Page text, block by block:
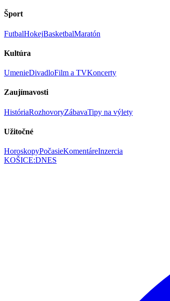
Šport
FutbalHokejBasketbalMaratón
Kultúra
UmenieDivadloFilm a TVKoncerty
Zaujímavosti
HistóriaRozhovoryZábavaTipy na výlety
Užitočné
HoroskopyPočasieKomentáreInzercia
KOŠICE:DNES